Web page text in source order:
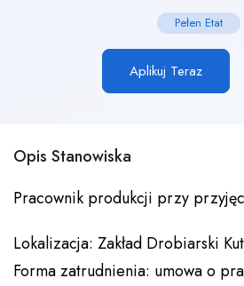
Pełen Etat
Aplikuj Teraz
Opis Stanowiska
Pracownik produkcji przy
Lokalizacja: Zakład Drobiarski
Forma zatrudnienia: umowa o